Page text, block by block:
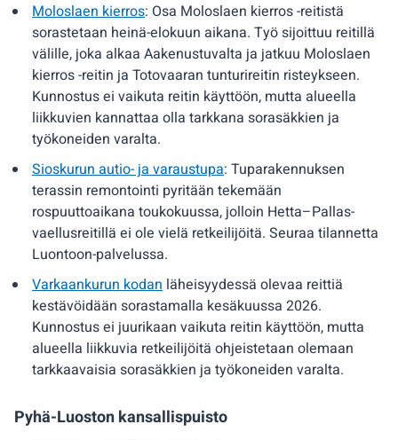
Moloslaen kierros: Osa Moloslaen kierros -reitistä
sorastetaan heinä-elokuun aikana. Työ sijoittuu reitillä
välille, joka alkaa Aakenustuvalta ja jatkuu Moloslaen
kierros -reitin ja Totovaaran tunturireitin risteykseen.
Kunnostus ei vaikuta reitin käyttöön, mutta alueella
liikkuvien kannattaa olla tarkkana sorasäkkien ja
työkoneiden varalta.
Sioskurun autio- ja varaustupa: Tuparakennuksen
terassin remontointi pyritään tekemään
rospuuttoaikana toukokuussa, jolloin Hetta–Pallas-
vaellusreitillä ei ole vielä retkeilijöitä. Seuraa tilannetta
Luontoon-palvelussa.
Varkaankurun kodan läheisyydessä olevaa reittiä
kestävöidään sorastamalla kesäkuussa 2026.
Kunnostus ei juurikaan vaikuta reitin käyttöön, mutta
alueella liikkuvia retkeilijöitä ohjeistetaan olemaan
tarkkaavaisia sorasäkkien ja työkoneiden varalta.
Pyhä-Luoston kansallispuisto